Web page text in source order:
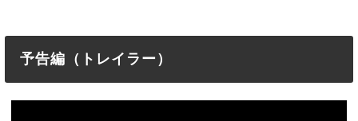
予告編（トレイラー）